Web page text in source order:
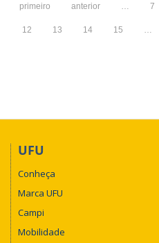
primeiro anterior 7
12 13 14 15
UFU
Conheça
Marca UFU
Campi
Mobilidade